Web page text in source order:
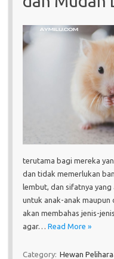
terutama bagi mereka
dan tidak memerlukan
lembut, dan sifatnya
untuk anak-anak maupun
akan membahas jenis-
agar… Read More »
Category: Hewan